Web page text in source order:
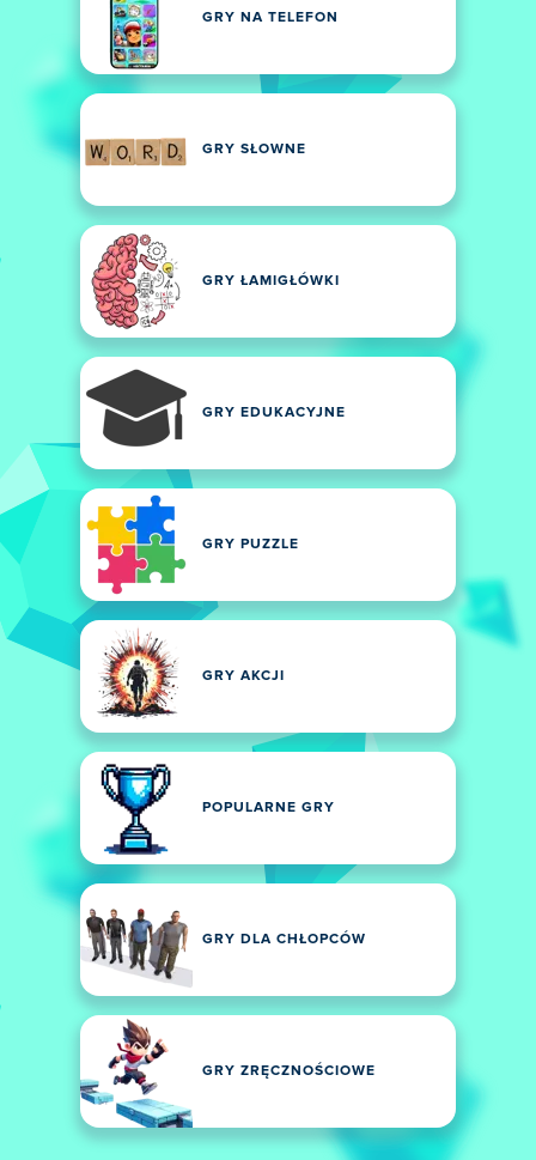
GRY NA TELEFON
GRY SŁOWNE
GRY ŁAMIGŁÓWKI
GRY EDUKACYJNE
GRY PUZZLE
GRY AKCJI
POPULARNE GRY
GRY DLA CHŁOPCÓW
GRY ZRĘCZNOŚCIOWE